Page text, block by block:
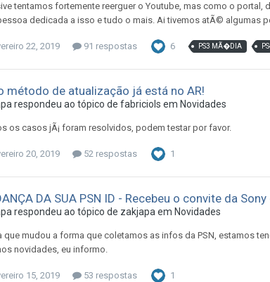
tentamos fortemente reerguer o Youtube, mas como o
dedicada a isso e tudo o mais. Ai tivemos atÃ© algumas
22, 2019 91 respostas 6 PS3 MÃ�DIA
método de atualização já está no AR!
respondeu ao tópico defabriciols em Novidades
os casos jÃ¡ foram resolvidos, podem testar por favor.
20, 2019 52 respostas 1
DA SUA PSN ID - Recebeu o convite da
respondeu ao tópico de zakjapa em Novidades
que mudou a forma que coletamos as infos da PSN, estamos
novidades, eu informo.
15, 2019 53 respostas 1